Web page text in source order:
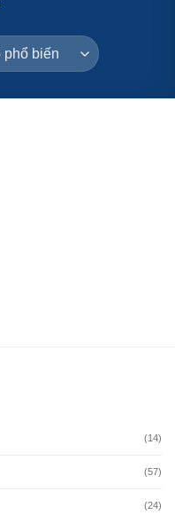
(14)
(57)
(24)